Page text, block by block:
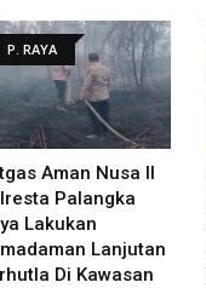
P. RAYA
Aman Nusa II
Palangka
Lakukan
Lanjutan
Di Kawasan